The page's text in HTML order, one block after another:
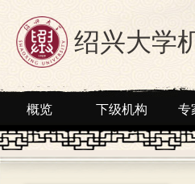
绍兴大学
概览 下级机构 专